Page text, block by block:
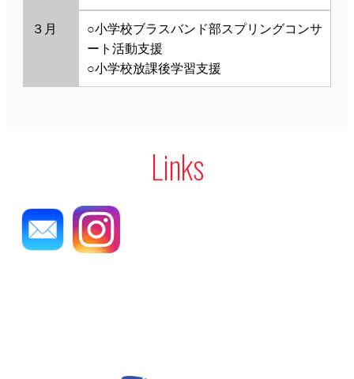
３月
○小学校ブラスバンド部スプリングコンサ
ート活動支援
○小学校放課後学習支援
Links